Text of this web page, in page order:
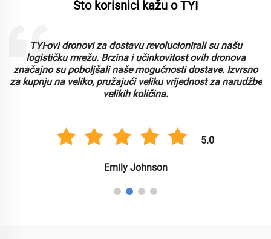
Što korisnici kažu o TYI
TYI-ovi dronovi za dostavu revolucionirali su našu
logističku mrežu. Brzina i učinkovitost ovih dronova
značajno su poboljšali naše mogućnosti dostave. Izvrsno
za kupnju na veliko, pružajući veliku vrijednost za narudžbe
velikih količina.
5.0
Emily Johnson